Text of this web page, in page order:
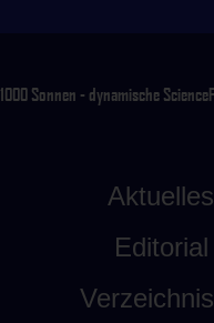
1000 Sonnen - dynamische
Aktuelles
Editorial